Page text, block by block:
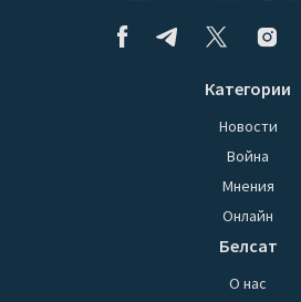
Категории
Новости
Война
Мнения
Онлайн
Белсат
О нас